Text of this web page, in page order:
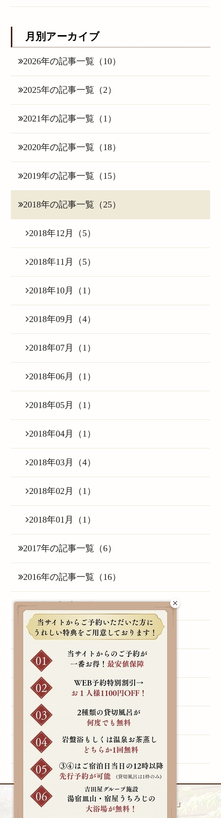
月別アーカイブ
2026年の記事一覧（10）
2025年の記事一覧（2）
2021年の記事一覧（1）
2020年の記事一覧（18）
2019年の記事一覧（15）
2018年の記事一覧（25）
2018年12月（5）
2018年11月（5）
2018年10月（1）
2018年09月（4）
2018年07月（1）
2018年06月（1）
2018年05月（1）
2018年04月（1）
2018年03月（4）
2018年02月（1）
2018年01月（1）
2017年の記事一覧（6）
2016年の記事一覧（16）
2015年の記事一覧（1）
2014年の記事一覧（3）
2013年の記事一覧（1）
2011年の記事一覧（1）
2010年の記事一覧（1）
2009年の記事一覧（1）
旅館吉田屋 別邸「をりから」